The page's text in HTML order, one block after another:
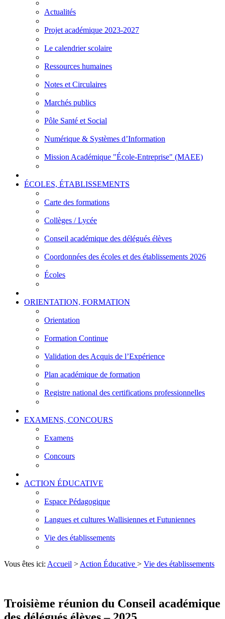
Actualités
Projet académique 2023-2027
Le calendrier scolaire
Ressources humaines
Notes et Circulaires
Marchés publics
Pôle Santé et Social
Numérique & Systèmes d’Information
Mission Académique "École-Entreprise" (MAEE)
ÉCOLES, ÉTABLISSEMENTS
Carte des formations
Collèges / Lycée
Conseil académique des délégués élèves
Coordonnées des écoles et des établissements 2026
Écoles
ORIENTATION, FORMATION
Orientation
Formation Continue
Validation des Acquis de l’Expérience
Plan académique de formation
Registre national des certifications professionnelles
EXAMENS, CONCOURS
Examens
Concours
ACTION ÉDUCATIVE
Espace Pédagogique
Langues et cultures Wallisiennes et Futuniennes
Vie des établissements
Vous êtes ici: Accueil > Action Éducative > Vie des établissements
Troisième réunion du Conseil académique